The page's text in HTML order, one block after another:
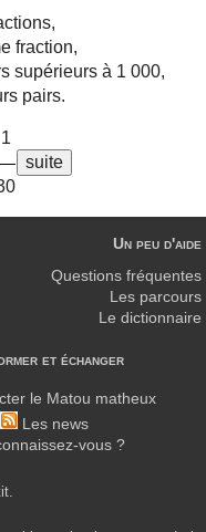
fraction,
supérieurs à 1 000,
pairs.
1
et échanger
le Matou matheux
Les news
vous ?
Un peu d'aide
Questions fréquentes
Les parcours
Le dictionnaire